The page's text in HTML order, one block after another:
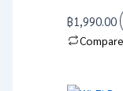
฿1,990.00
Compare